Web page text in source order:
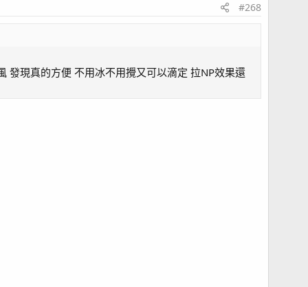
#268
發現真的方便 不用冰不用攪又可以滴定 拉NP效果還